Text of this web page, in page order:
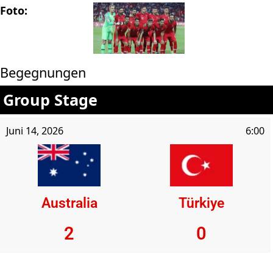
Foto:
Begegnungen
Group Stage
Juni 14, 2026 6:00
Australia Türkiye
2 0